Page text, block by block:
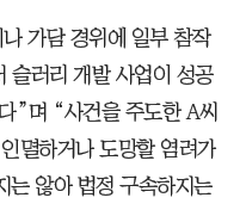
가담 경위에 일부 참작
슬러리 개발 사업이 성공
”며 “사건을 주도한 A씨
멸하거나 도망할 염려가
는 않아 법정 구속하지는